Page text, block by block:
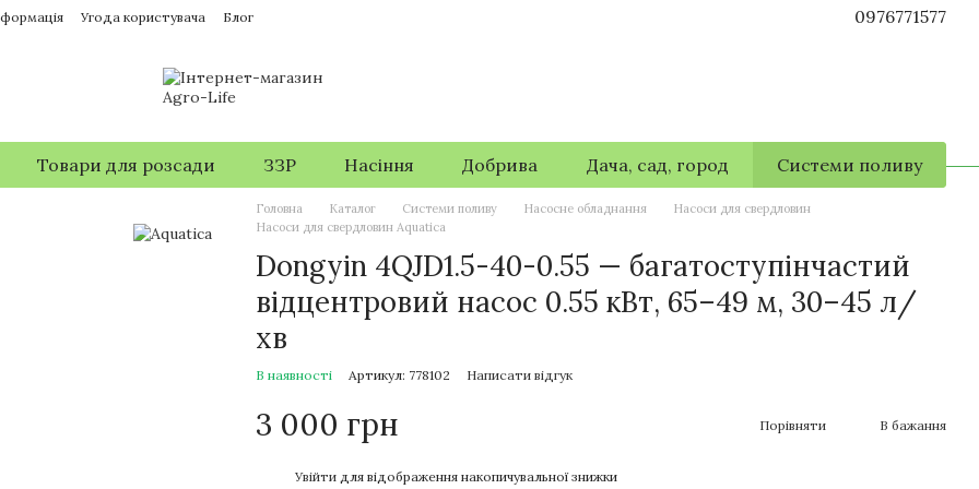
Угода користувача Блог 0976771577
Товари для розсади ЗЗР Насіння Добрива Дача, сад, город Системи поливу
Головна Каталог Системи поливу Насосне обладнання
Насоси для свердловин
Насоси для свердловин Aquatica
Dongyin 4QJD1.5-40-0.55 — багатоступінчастий
відцентровий насос 0.55 кВт, 65–49 м, 30–45 л/
хв
В наявності Артикул: 778102 Написати відгук
3 000 грн Порівняти В бажання
Увійти для відображення накопичувальної знижки